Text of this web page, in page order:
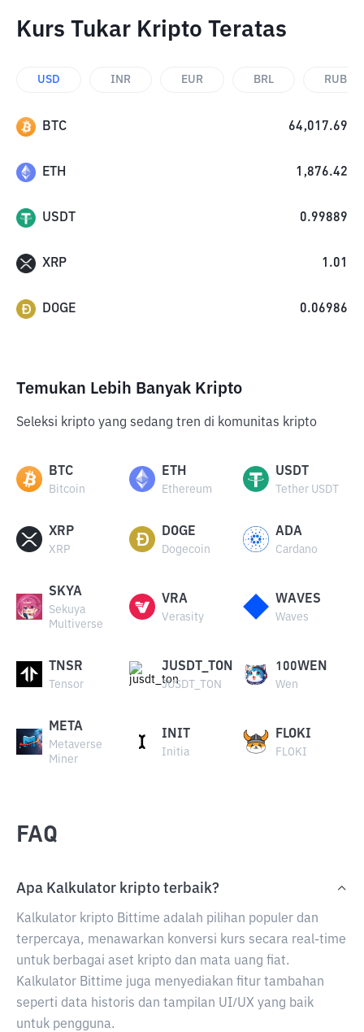
Kurs Tukar Kripto Teratas
USD INR EUR BRL RUB
BTC 64,017.69
ETH 1,876.42
USDT 0.99889
XRP 1.01
DOGE 0.06986
Temukan Lebih Banyak Kripto
Seleksi kripto yang sedang tren di komunitas kripto
BTC
Bitcoin
ETH
Ethereum
USDT
Tether USDT
XRP
XRP
DOGE
Dogecoin
ADA
Cardano
SKYA
Sekuya
Multiverse
VRA
Verasity
WAVES
Waves
TNSR
Tensor
JUSDT_TON
JUSDT_TON
100WEN
Wen
META
Metaverse
Miner
INIT
Initia
FLOKI
FLOKI
FAQ
Apa Kalkulator kripto terbaik?
Kalkulator kripto Bittime adalah pilihan populer dan
terpercaya, menawarkan konversi kurs secara real-time
untuk berbagai aset kripto dan mata uang fiat.
Kalkulator Bittime juga menyediakan fitur tambahan
seperti data historis dan tampilan UI/UX yang baik
untuk pengguna.